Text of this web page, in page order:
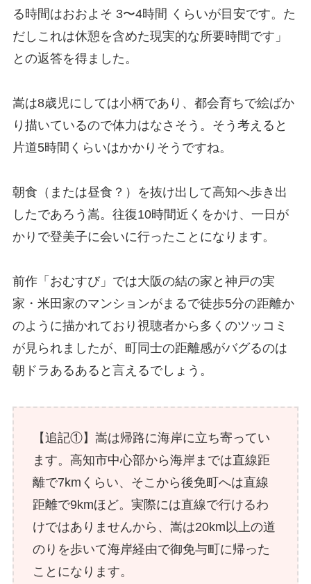
る時間はおおよそ 3〜4時間 くらいが目安です。た
だしこれは休憩を含めた現実的な所要時間です」
との返答を得ました。
嵩は8歳児にしては小柄であり、都会育ちで絵ばか
り描いているので体力はなさそう。そう考えると
片道5時間くらいはかかりそうですね。
朝食（または昼食？）を抜け出して高知へ歩き出
したであろう嵩。往復10時間近くをかけ、一日が
かりで登美子に会いに行ったことになります。
前作「おむすび」では大阪の結の家と神戸の実
家・米田家のマンションがまるで徒歩5分の距離か
のように描かれており視聴者から多くのツッコミ
が見られましたが、町同士の距離感がバグるのは
朝ドラあるあると言えるでしょう。
【追記①】嵩は帰路に海岸に立ち寄ってい
ます。高知市中心部から海岸までは直線距
離で7kmくらい、そこから後免町へは直線
距離で9kmほど。実際には直線で行けるわ
けではありませんから、嵩は20km以上の道
のりを歩いて海岸経由で御免与町に帰った
ことになります。